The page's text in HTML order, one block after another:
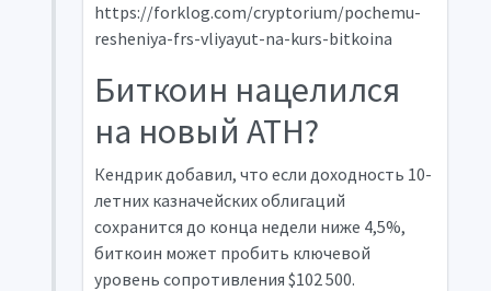
https://forklog.com/cryptorium/pochemu-
resheniya-frs-vliyayut-na-kurs-bitkoina
Биткоин нацелился
на новый ATH?
Кендрик добавил, что если доходность 10-
летних казначейских облигаций
сохранится до конца недели ниже 4,5%,
биткоин может пробить ключевой
уровень сопротивления $102 500.